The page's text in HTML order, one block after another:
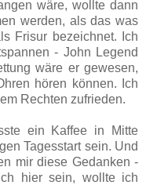
wäre, wollte dann
werden, als das was
Frisur bezeichnet. Ich
- John Legend
wäre er gewesen,
hören können.
Ich
Rechten zufrieden.
ein Kaffee in Mitte
Tagesstart sein. Und
mir diese Gedanken -
hier sein, wollte ich